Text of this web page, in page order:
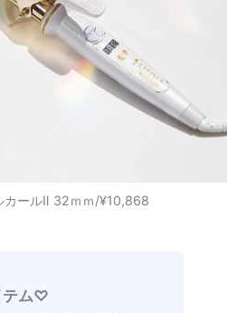
カールⅡ 32ｍｍ/¥10,868
テム♡